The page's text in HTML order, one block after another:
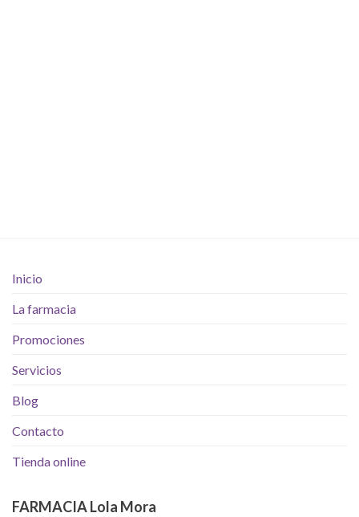
Inicio
La farmacia
Promociones
Servicios
Blog
Contacto
Tienda online
FARMACIA Lola Mora